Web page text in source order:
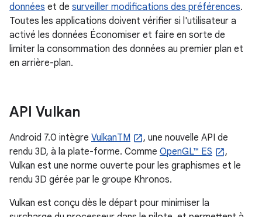
données et de surveiller modifications des préférences.
Toutes les applications doivent vérifier si l'utilisateur a
activé les données Économiser et faire en sorte de
limiter la consommation des données au premier plan et
en arrière-plan.
API Vulkan
Android 7.0 intègre VulkanTM
, une nouvelle API de
rendu 3D, à la plate-forme. Comme OpenGL™ ES
,
Vulkan est une norme ouverte pour les graphismes et le
rendu 3D gérée par le groupe Khronos.
Vulkan est conçu dès le départ pour minimiser la